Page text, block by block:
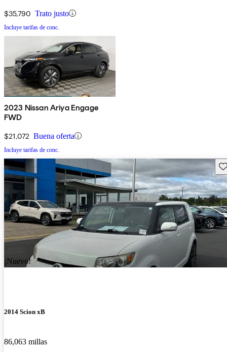
$35,790 Trato justo
Incluye tarifas de conc.
2023 Nissan Ariya Engage
FWD
$21,072 Buena oferta
Incluye tarifas de conc.
¡Nuevo!
2014 Scion xB
86,063 millas